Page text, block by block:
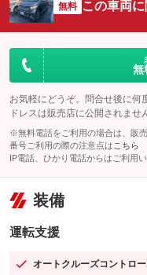
無料 この車両
無
お気軽にどうぞ。問合せ後に何
ドレスは販売店に公開されませ
※無料電話をご利用の場合は、販
番号ご利用の際の注意点は こちら
IP電話、ひかり電話からはご利用い
装備
運転支援
オートクルーズコントロ
：装備あり